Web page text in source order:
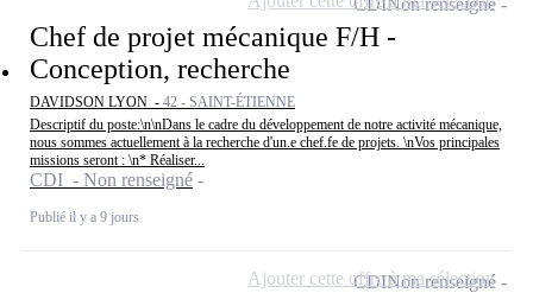
Chef de projet mécanique F/H -
Conception, recherche
DAVIDSON LYON - 42 - SAINT-ÉTIENNE
Descriptif du poste:\n\nDans le cadre du développement de notre activité mécanique,
nous sommes actuellement à la recherche d'un.e chef.fe de projets. \nVos principales
missions seront : \n* Réaliser...
CDI - Non renseigné
Publié il y a 9 jours
CDINon renseigné
CDINon renseigné
Ajouter cette offre à ma sélection